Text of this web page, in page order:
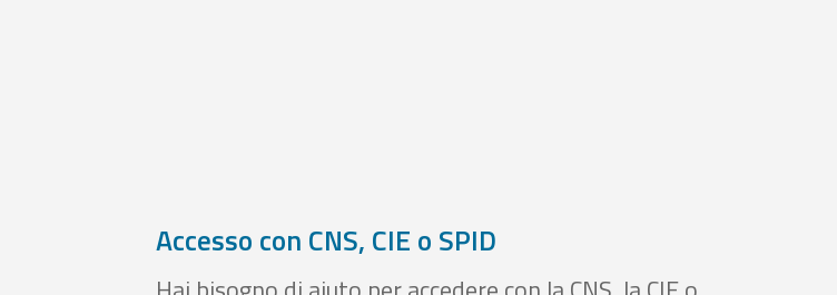
Accesso con CNS, CIE o SPID